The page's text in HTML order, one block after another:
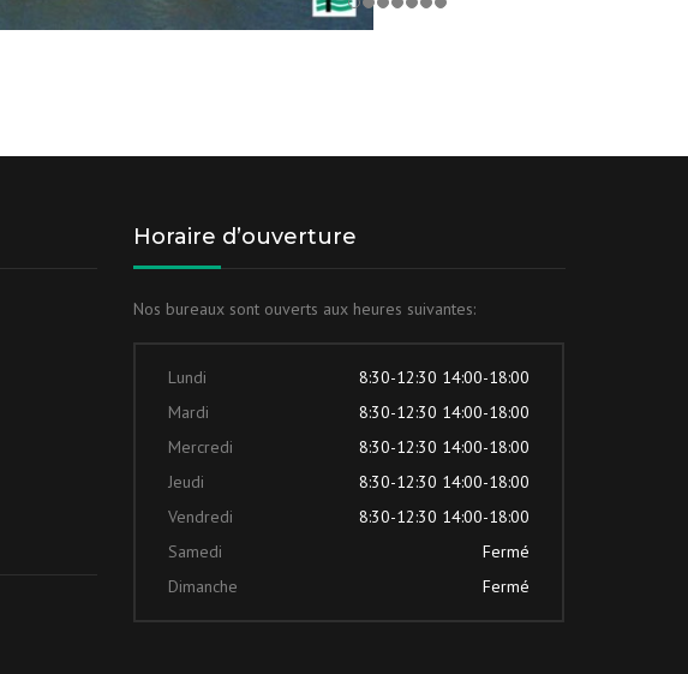
Horaire d’ouverture
Nos bureaux sont ouverts aux heures suivantes:
Lundi
8:30-12:30 14:00-18:00
Mardi
8:30-12:30 14:00-18:00
Mercredi
8:30-12:30 14:00-18:00
Jeudi
8:30-12:30 14:00-18:00
Vendredi
8:30-12:30 14:00-18:00
Samedi
Fermé
Dimanche
Fermé